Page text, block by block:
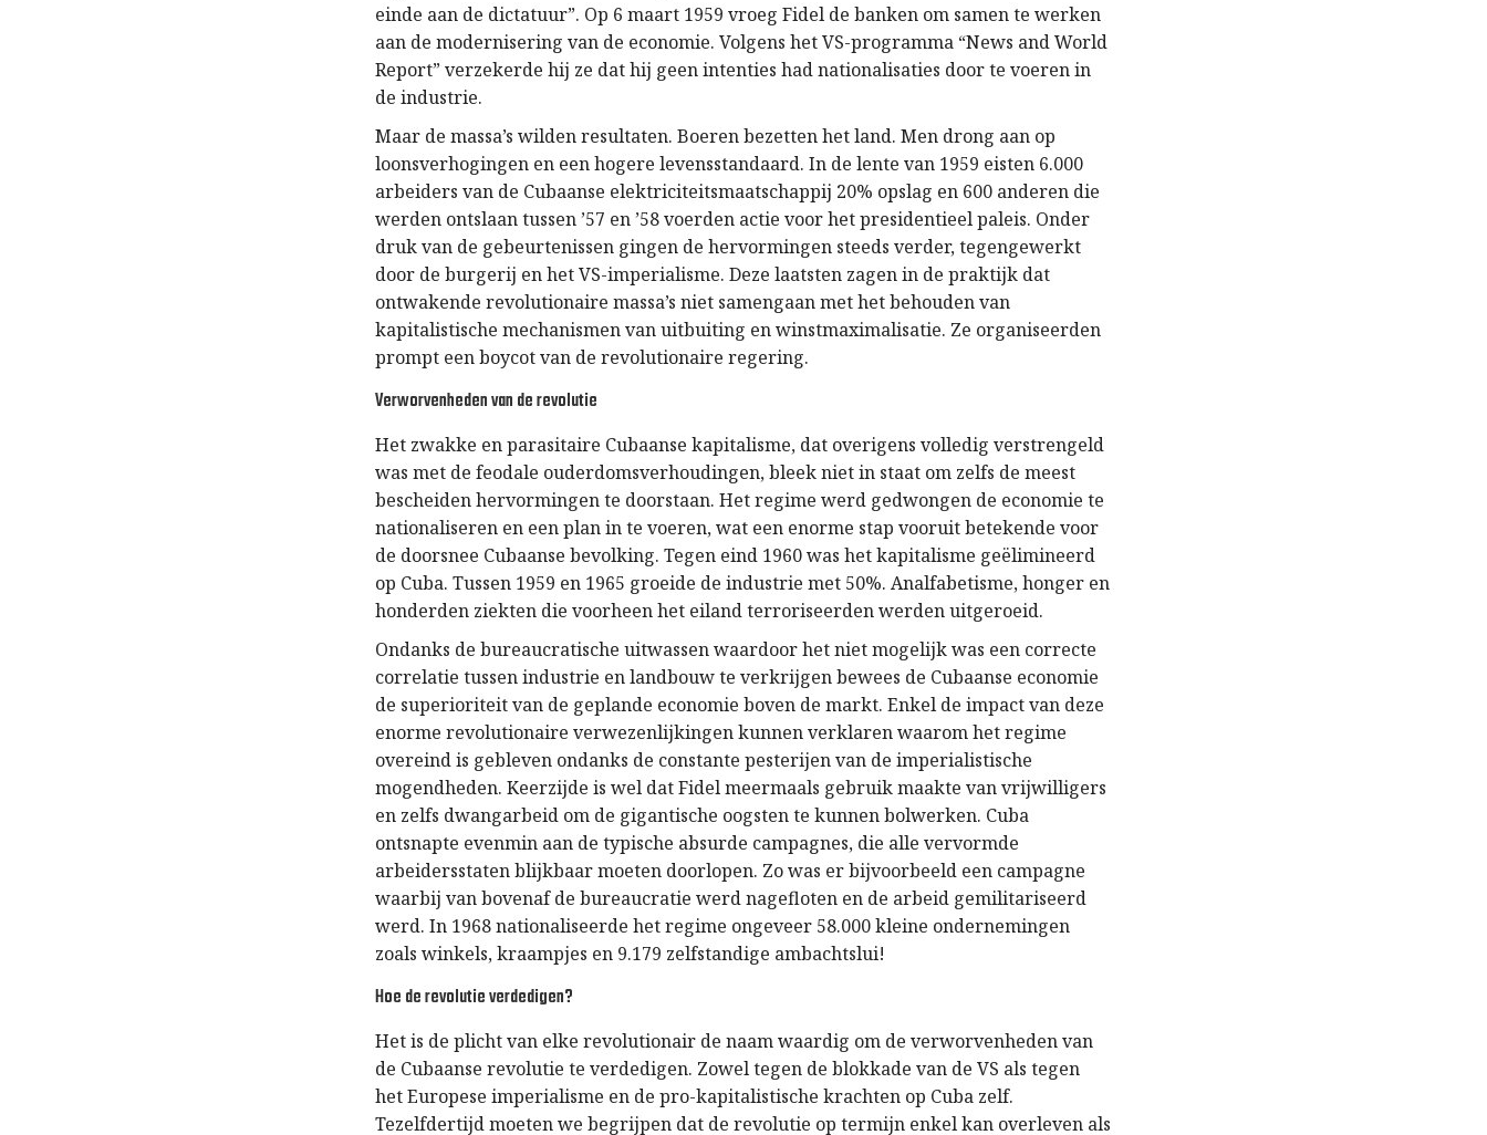
einde aan de dictatuur”. Op 6 maart 1959 vroeg Fidel de banken om samen te werken
aan de modernisering van de economie. Volgens het VS-programma “News and World
Report” verzekerde hij ze dat hij geen intenties had nationalisaties door te voeren in
de industrie.
Maar de massa’s wilden resultaten. Boeren bezetten het land. Men drong aan op
loonsverhogingen en een hogere levensstandaard. In de lente van 1959 eisten 6.000
arbeiders van de Cubaanse elektriciteitsmaatschappij 20% opslag en 600 anderen die
werden ontslaan tussen ’57 en ’58 voerden actie voor het presidentieel paleis. Onder
druk van de gebeurtenissen gingen de hervormingen steeds verder, tegengewerkt
door de burgerij en het VS-imperialisme. Deze laatsten zagen in de praktijk dat
ontwakende revolutionaire massa’s niet samengaan met het behouden van
kapitalistische mechanismen van uitbuiting en winstmaximalisatie. Ze organiseerden
prompt een boycot van de revolutionaire regering.
Verworvenheden van de revolutie
Het zwakke en parasitaire Cubaanse kapitalisme, dat overigens volledig verstrengeld
was met de feodale ouderdomsverhoudingen, bleek niet in staat om zelfs de meest
bescheiden hervormingen te doorstaan. Het regime werd gedwongen de economie te
nationaliseren en een plan in te voeren, wat een enorme stap vooruit betekende voor
de doorsnee Cubaanse bevolking. Tegen eind 1960 was het kapitalisme geëlimineerd
op Cuba. Tussen 1959 en 1965 groeide de industrie met 50%. Analfabetisme, honger en
honderden ziekten die voorheen het eiland terroriseerden werden uitgeroeid.
Ondanks de bureaucratische uitwassen waardoor het niet mogelijk was een correcte
correlatie tussen industrie en landbouw te verkrijgen bewees de Cubaanse economie
de superioriteit van de geplande economie boven de markt. Enkel de impact van deze
enorme revolutionaire verwezenlijkingen kunnen verklaren waarom het regime
overeind is gebleven ondanks de constante pesterijen van de imperialistische
mogendheden. Keerzijde is wel dat Fidel meermaals gebruik maakte van vrijwilligers
en zelfs dwangarbeid om de gigantische oogsten te kunnen bolwerken. Cuba
ontsnapte evenmin aan de typische absurde campagnes, die alle vervormde
arbeidersstaten blijkbaar moeten doorlopen. Zo was er bijvoorbeeld een campagne
waarbij van bovenaf de bureaucratie werd nagefloten en de arbeid gemilitariseerd
werd. In 1968 nationaliseerde het regime ongeveer 58.000 kleine ondernemingen
zoals winkels, kraampjes en 9.179 zelfstandige ambachtslui!
Hoe de revolutie verdedigen?
Het is de plicht van elke revolutionair de naam waardig om de verworvenheden van
de Cubaanse revolutie te verdedigen. Zowel tegen de blokkade van de VS als tegen
het Europese imperialisme en de pro-kapitalistische krachten op Cuba zelf.
Tezelfdertijd moeten we begrijpen dat de revolutie op termijn enkel kan overleven als